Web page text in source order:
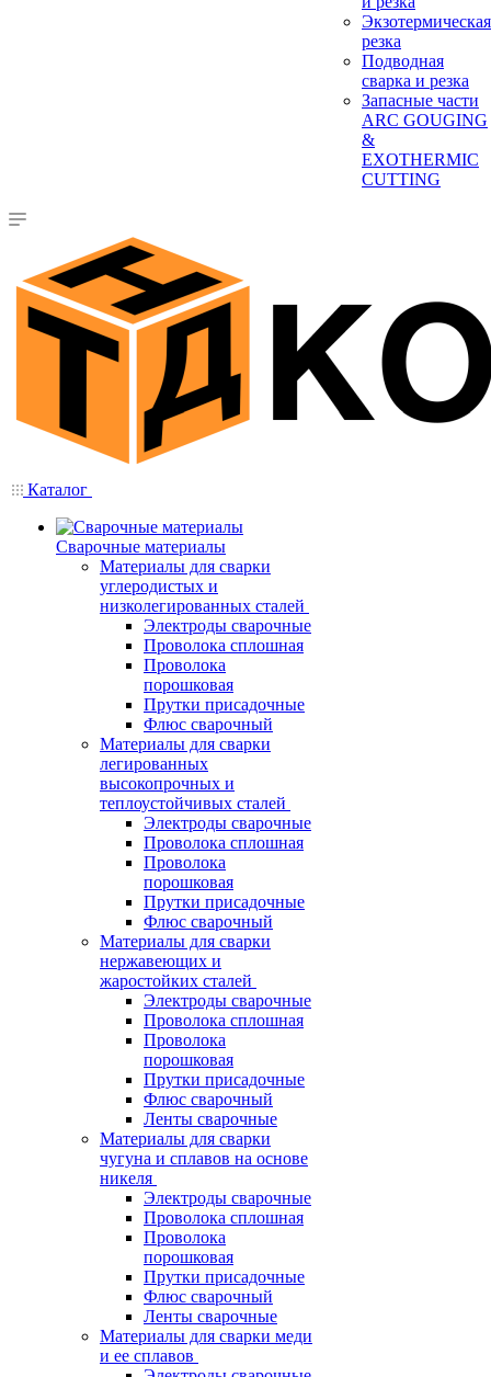
Экзотермическая
резка
Подводная
сварка и резка
Запасные части
ARC GOUGING
&
EXOTHERMIC
CUTTING
Каталог
Сварочные материалы
Материалы для сварки
углеродистых и
низколегированных сталей
Электроды сварочные
Проволока сплошная
Проволока
порошковая
Прутки присадочные
Флюс сварочный
Материалы для сварки
легированных
высокопрочных и
теплоустойчивых сталей
Электроды сварочные
Проволока сплошная
Проволока
порошковая
Прутки присадочные
Флюс сварочный
Материалы для сварки
нержавеющих и
жаростойких сталей
Электроды сварочные
Проволока сплошная
Проволока
порошковая
Прутки присадочные
Флюс сварочный
Ленты сварочные
Материалы для сварки
чугуна и сплавов на основе
никеля
Электроды сварочные
Проволока сплошная
Проволока
порошковая
Прутки присадочные
Флюс сварочный
Ленты сварочные
Материалы для сварки меди
и ее сплавов